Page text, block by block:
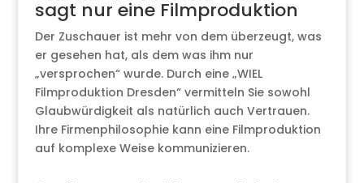
sagt nur eine Filmproduktion
Der Zuschauer ist mehr von dem überzeugt, was
er gesehen hat, als dem was ihm nur
„versprochen“ wurde. Durch eine „WIEL
Filmproduktion Dresden“ vermitteln Sie sowohl
Glaubwürdigkeit als natürlich auch Vertrauen.
Ihre Firmenphilosophie kann eine Filmproduktion
auf komplexe Weise kommunizieren.